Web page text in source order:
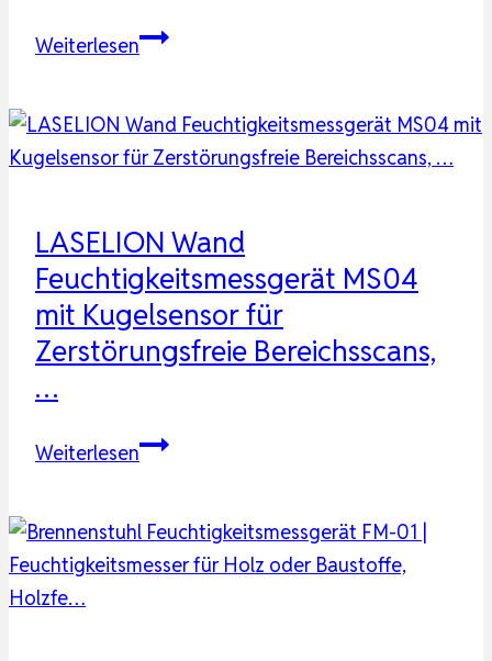
WeiterlesenDURFICST
mit
3-
HD-
Farb-
Großbild
|
Feuchtigkeitsmessgerät
LASELION Wand
Feuchtigkeitsmessgerät MS04
mit Kugelsensor für
Zerstörungsfreie Bereichsscans,
…
WeiterlesenLASELION
MS04
mit